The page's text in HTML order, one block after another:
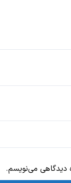
دیدگاهی می‌نویسم.